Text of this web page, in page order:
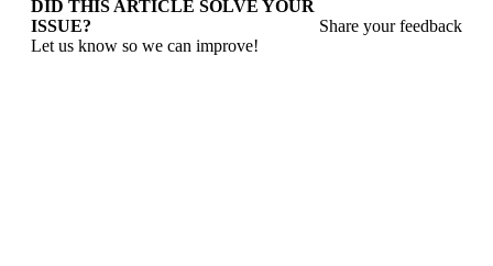
DID THIS ARTICLE SOLVE YOUR
ISSUE?
Let us know so we can improve!
Share your feedback